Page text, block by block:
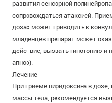
развития сенсорной
сопровождаться атаксией.
дозах может приводить к
младенцев препарат может
действие, вызвать гипотонию и
апноэ).
Лечение
При приеме пиридоксина в
массы тела, рекомендуется